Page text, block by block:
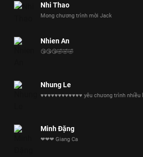
Nhi Thao
Mong chương trình mời Jack
Nhien An
😘😘😘🤣🤣🤣
Nhung Le
♥️♥️♥️♥️♥️♥️♥️♥️♥️♥️♥️♥️ yêu chưong trình nhiều
Minh Đặng
❤❤❤ Giang Ca